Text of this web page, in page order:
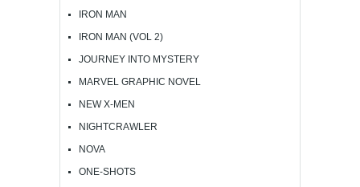
IRON MAN
IRON MAN (VOL 2)
JOURNEY INTO MYSTERY
MARVEL GRAPHIC NOVEL
NEW X-MEN
NIGHTCRAWLER
NOVA
ONE-SHOTS